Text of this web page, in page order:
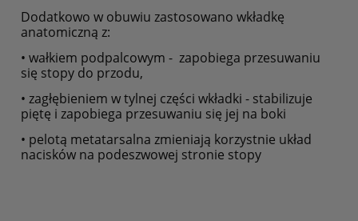
Dodatkowo w obuwiu zastosowano wkładkę
anatomiczną z:
• wałkiem podpalcowym - zapobiega przesuwaniu
się stopy do przodu,
• zagłębieniem w tylnej części wkładki - stabilizuje
piętę i zapobiega przesuwaniu się jej na boki
• pelotą metatarsalna zmieniają korzystnie układ
nacisków na podeszwowej stronie stopy